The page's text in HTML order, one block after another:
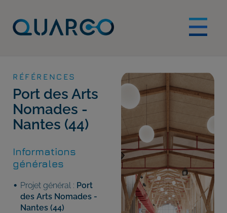
RÉFÉRENCES
Port des Arts
Nomades -
Nantes (44)
Informations
générales
Projet général : Port
des Arts Nomades -
Nantes (44)